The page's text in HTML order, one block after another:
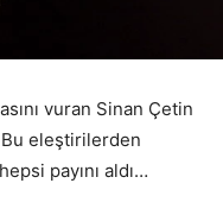
vuran Sinan Çetin
Bu eleştirilerden
payını aldı…